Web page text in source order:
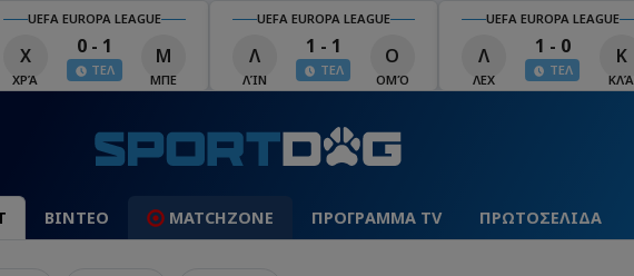
UEFA EUROPA LEAGUE
Χ
ΧΡΆ
0 - 1
ΤΕΛ
Μ
ΜΠΕ
UEFA EUROPA LEAGUE
Λ
ΛΊΝ
1 - 1
ΤΕΛ
Ο
ΟΜΌ
UEFA EUROPA LEAGUE
Λ
ΛΕΧ
1 - 0
ΤΕΛ
Κ
ΚΛΆ
ΒΙΝΤΕΟ MATCHZONE ΠΡΟΓΡΑΜΜΑ TV ΠΡΩΤΟΣΕΛΙΔΑ